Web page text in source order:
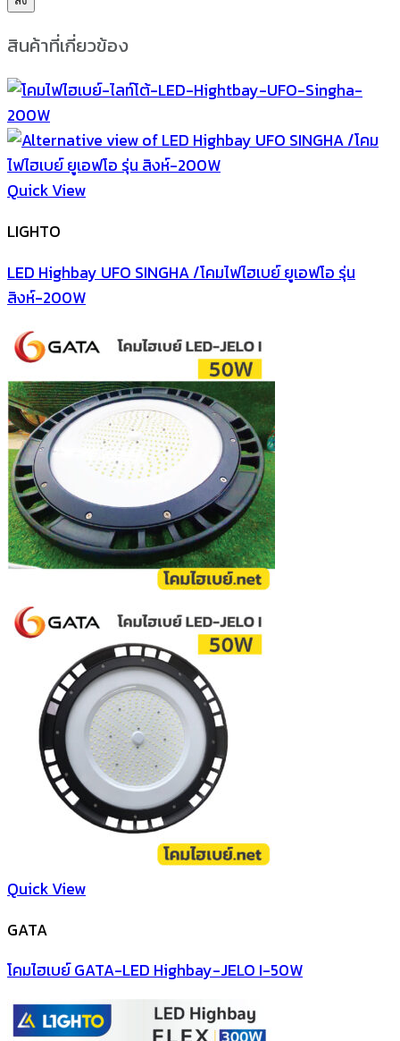
สินค้าที่เกี่ยวข้อง
Quick View
LIGHTO
LED Highbay UFO SINGHA /โคมไฟไฮเบย์ ยูเอฟโอ รุ่น
สิงห์-200W
Quick View
GATA
โคมไฮเบย์ GATA-LED Highbay-JELO I-50W